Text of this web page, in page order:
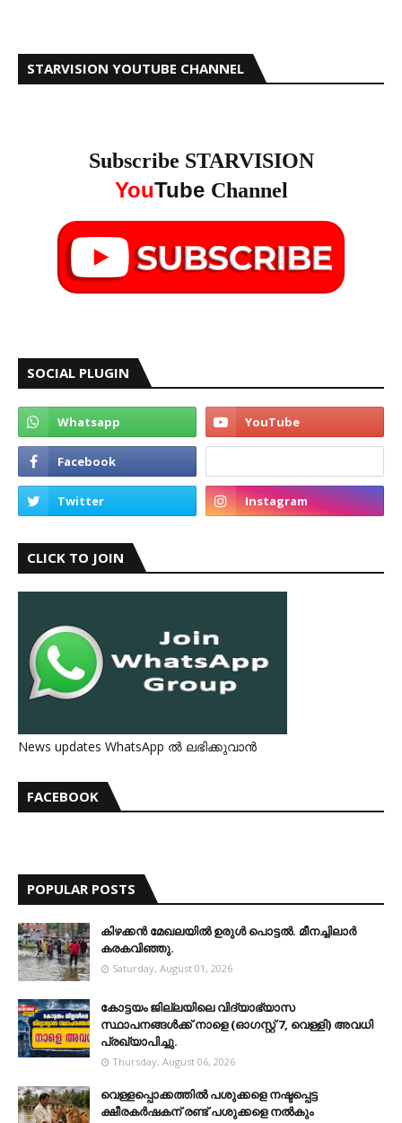
STARVISION YOUTUBE CHANNEL
Subscribe STARVISION
YouTube Channel
SOCIAL PLUGIN
CLICK TO JOIN
News updates WhatsApp ൽ ലഭിക്കുവാൻ
FACEBOOK
POPULAR POSTS
കിഴക്കന്‍ മേഖലയില്‍ ഉരുള്‍ പൊട്ടല്‍. മീനച്ചിലാര്‍
കരകവിഞ്ഞു.
Saturday, August 01, 2026
കോട്ടയം ജില്ലയിലെ വിദ്യാഭ്യാസ
സ്ഥാപനങ്ങള്‍ക്ക് നാളെ (ഓഗസ്റ്റ് 7, വെള്ളി) അവധി
പ്രഖ്യാപിച്ചു.
Thursday, August 06, 2026
വെള്ളപ്പൊക്കത്തില്‍ പശുക്കളെ നഷ്ടപ്പെട്ട
ക്ഷീരകര്‍ഷകന് രണ്ട് പശുക്കളെ നല്‍കും